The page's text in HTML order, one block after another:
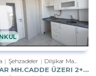
Şehzadeler Dilşikar Mah.
MANISA ŞEHZADELER DILŞIKAR MH.CADDE ÜZERI 2+1 ASANSÖRLÜ KIRALIK